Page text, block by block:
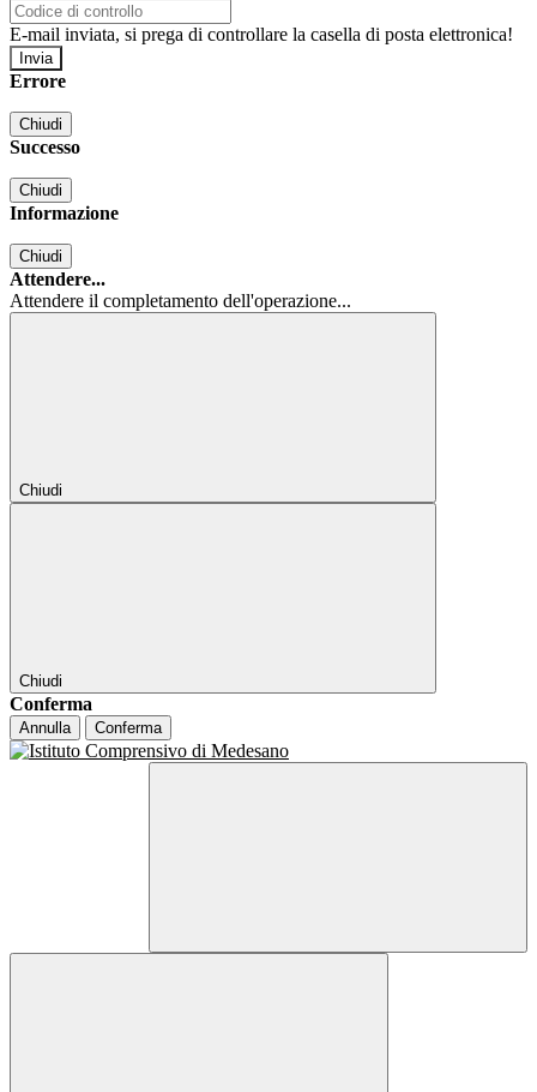
E-mail inviata, si prega di controllare la casella di posta elettronica!
Errore
Chiudi
Successo
Chiudi
Informazione
Chiudi
Attendere...
Attendere il completamento dell'operazione...
Chiudi
Chiudi
Conferma
Annulla Conferma